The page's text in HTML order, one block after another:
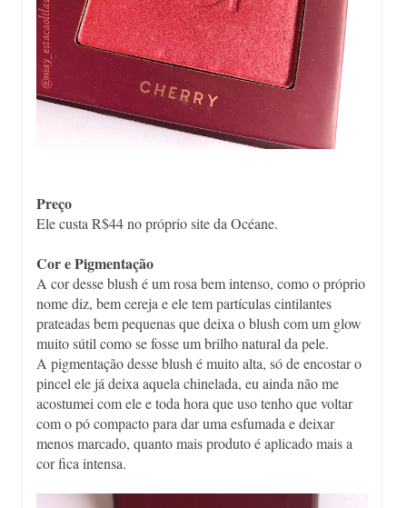
Preço
Ele custa R$44 no próprio site da Océane.
Cor e Pigmentação
A cor desse blush é um rosa bem intenso, como o próprio
nome diz, bem cereja e ele tem partículas cintilantes
prateadas bem pequenas que deixa o blush com um glow
muito sútil como se fosse um brilho natural da pele.
A pigmentação desse blush é muito alta, só de encostar o
pincel ele já deixa aquela chinelada, eu ainda não me
acostumei com ele e toda hora que uso tenho que voltar
com o pó compacto para dar uma esfumada e deixar
menos marcado, quanto mais produto é aplicado mais a
cor fica intensa.